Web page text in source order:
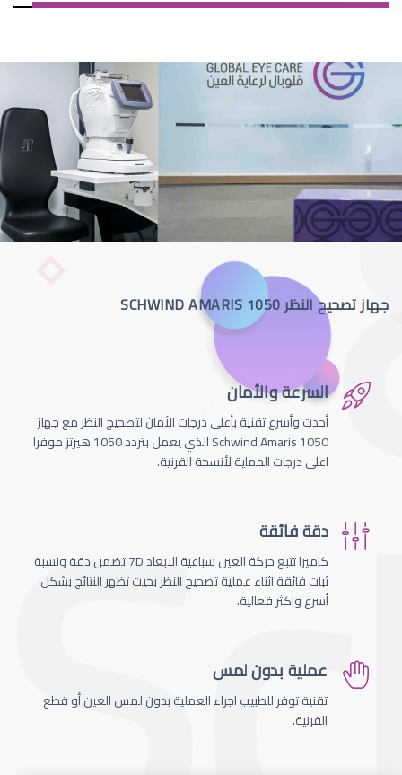
جهاز تصحيح النظر SCHWIND AMARIS 1050
السرعة والأمان
أحدث وأسرع تقنية بأعلى درجات الأمان لتصحيج النظر مع جهاز
Schwind Amaris 1050 الذي يعمل بتردد 1050 هيرتز موفرا
اعلى درجات الحماية لأنسجة القرنية.
دقة فائقة
كاميرا تتبع حركة العين سباعية الابعاد 7D تضمن دقة ونسبة
ثبات فائقة اثناء عملية تصحيح النظر بحيث تظهر النتائج بشكل
أسرع واكثر فعالية.
عملية بدون لمس
تقنية توفر للطبيب اجراء العملية بدون لمس العين أو قطع
القرنية.